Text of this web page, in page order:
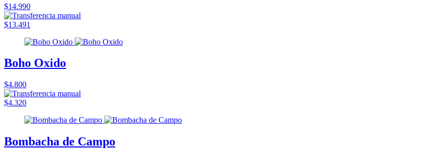
$14.990
$13.491
Boho Oxido
$4.800
$4.320
Bombacha de Campo